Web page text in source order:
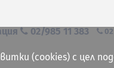
02/985 11 383
(cookies) с цел